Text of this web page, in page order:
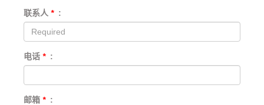
联系人 * :
电话 * :
邮箱 * :